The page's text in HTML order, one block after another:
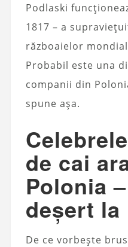
Podlaski
1817 – a
războaielor
Probabil este una
companii din
spune așa.
de cai
Polonia
deșert la
De ce vorbește